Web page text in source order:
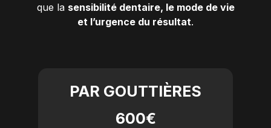
que la sensibilité dentaire, le mode de vie
et l’urgence du résultat.
PAR GOUTTIÈRES
600€